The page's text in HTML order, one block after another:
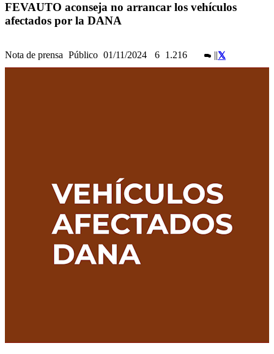
FEVAUTO aconseja no arrancar los vehículos
afectados por la DANA
Nota de prensa Público 01/11/2024 6 1.216 ||